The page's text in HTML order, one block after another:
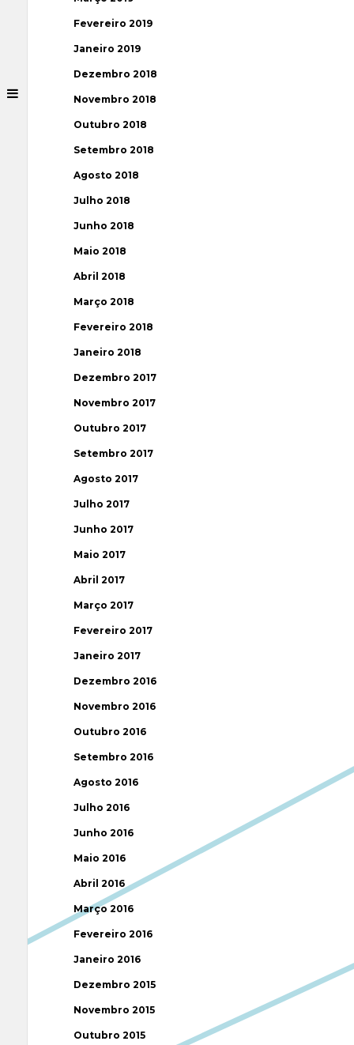
Fevereiro 2019
Janeiro 2019
Dezembro 2018
Novembro 2018
Outubro 2018
Setembro 2018
Agosto 2018
Julho 2018
Junho 2018
Maio 2018
Abril 2018
Março 2018
Fevereiro 2018
Janeiro 2018
Dezembro 2017
Novembro 2017
Outubro 2017
Setembro 2017
Agosto 2017
Julho 2017
Junho 2017
Maio 2017
Abril 2017
Março 2017
Fevereiro 2017
Janeiro 2017
Dezembro 2016
Novembro 2016
Outubro 2016
Setembro 2016
Agosto 2016
Julho 2016
Junho 2016
Maio 2016
Abril 2016
Março 2016
Fevereiro 2016
Janeiro 2016
Dezembro 2015
Novembro 2015
Outubro 2015